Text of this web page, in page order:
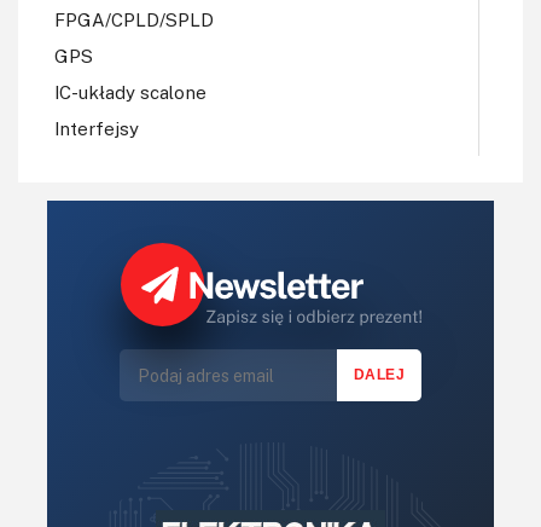
FPGA/CPLD/SPLD
GPS
IC-układy scalone
Interfejsy
Koła Naukowe
LED/LCD/OLED
Mechatronika